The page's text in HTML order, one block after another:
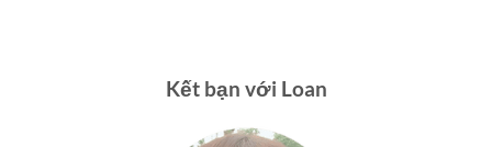
Kết bạn với Loan